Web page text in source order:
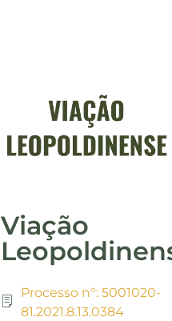
Viação
Processo n°: 5001020-
81.2021.8.13.0384